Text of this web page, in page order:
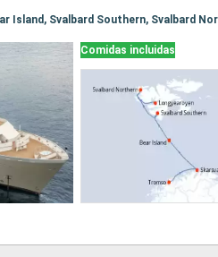
Island, Svalbard Southern, Svalbard
Comidas incluidas